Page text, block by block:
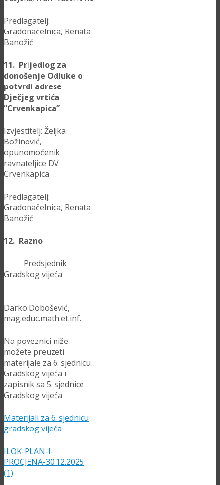
Predlagatelj:
Gradonačelnica, Renata
Banožić
11. Prijedlog za
donošenje Odluke o
potvrdi adrese
Dječjeg vrtića
“Crvenkapica”
Izvjestitelj: Željka
Božinović,
opunomoćenik
ravnateljice DV
Crvenkapica
Predlagatelj:
Gradonačelnica, Renata
Banožić
12. Razno
Predsjednik
Gradskog vijeća
Darko Dobošević,
mag.educ.math.et.inf.
Na poveznici niže
možete preuzeti
materijale za 6. sjednicu
Gradskog vijeća i
zapisnik sa 5. sjednice
Gradskog vijeća
Materijali za 6. sjednicu
gradskog vijeća
ILOK-PLAN-I-
PROCJENA-30.12.2025
(1)